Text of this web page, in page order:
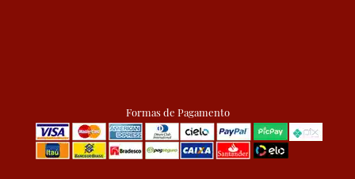
Formas de Pagamento